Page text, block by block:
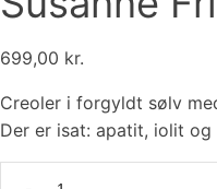
699,00 kr.
Creoler i forgyldt sølv
Der er isat: apatit, iolit og